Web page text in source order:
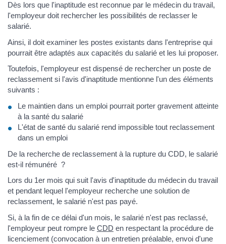
Dès lors que l'inaptitude est reconnue par le médecin du travail,
l'employeur doit rechercher les possibilités de reclasser le
salarié.
Ainsi, il doit examiner les postes existants dans l'entreprise qui
pourrait être adaptés aux capacités du salarié et les lui proposer.
Toutefois, l'employeur est dispensé de rechercher un poste de
reclassement si l'avis d'inaptitude mentionne l'un des éléments
suivants :
Le maintien dans un emploi pourrait porter gravement atteinte
à la santé du salarié
L'état de santé du salarié rend impossible tout reclassement
dans un emploi
De la recherche de reclassement à la rupture du CDD, le salarié
est-il rémunéré ?
Lors du 1er mois qui suit l'avis d'inaptitude du médecin du travail
et pendant lequel l'employeur recherche une solution de
reclassement, le salarié n'est pas payé.
Si, à la fin de ce délai d'un mois, le salarié n'est pas reclassé,
l'employeur peut rompre le CDD en respectant la procédure de
licenciement (convocation à un entretien préalable, envoi d'une